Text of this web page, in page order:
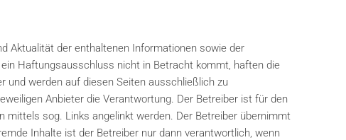
Aktualität der enthaltenen Informationen sowie der
Haftungsausschluss nicht in Betracht kommt, haften die
und werden auf diesen Seiten ausschließlich zu
Anbieter die Verantwortung. Der Betreiber ist für den
mittels sog. Links angelinkt werden. Der Betreiber übernimmt
Inhalte ist der Betreiber nur dann verantwortlich, wenn